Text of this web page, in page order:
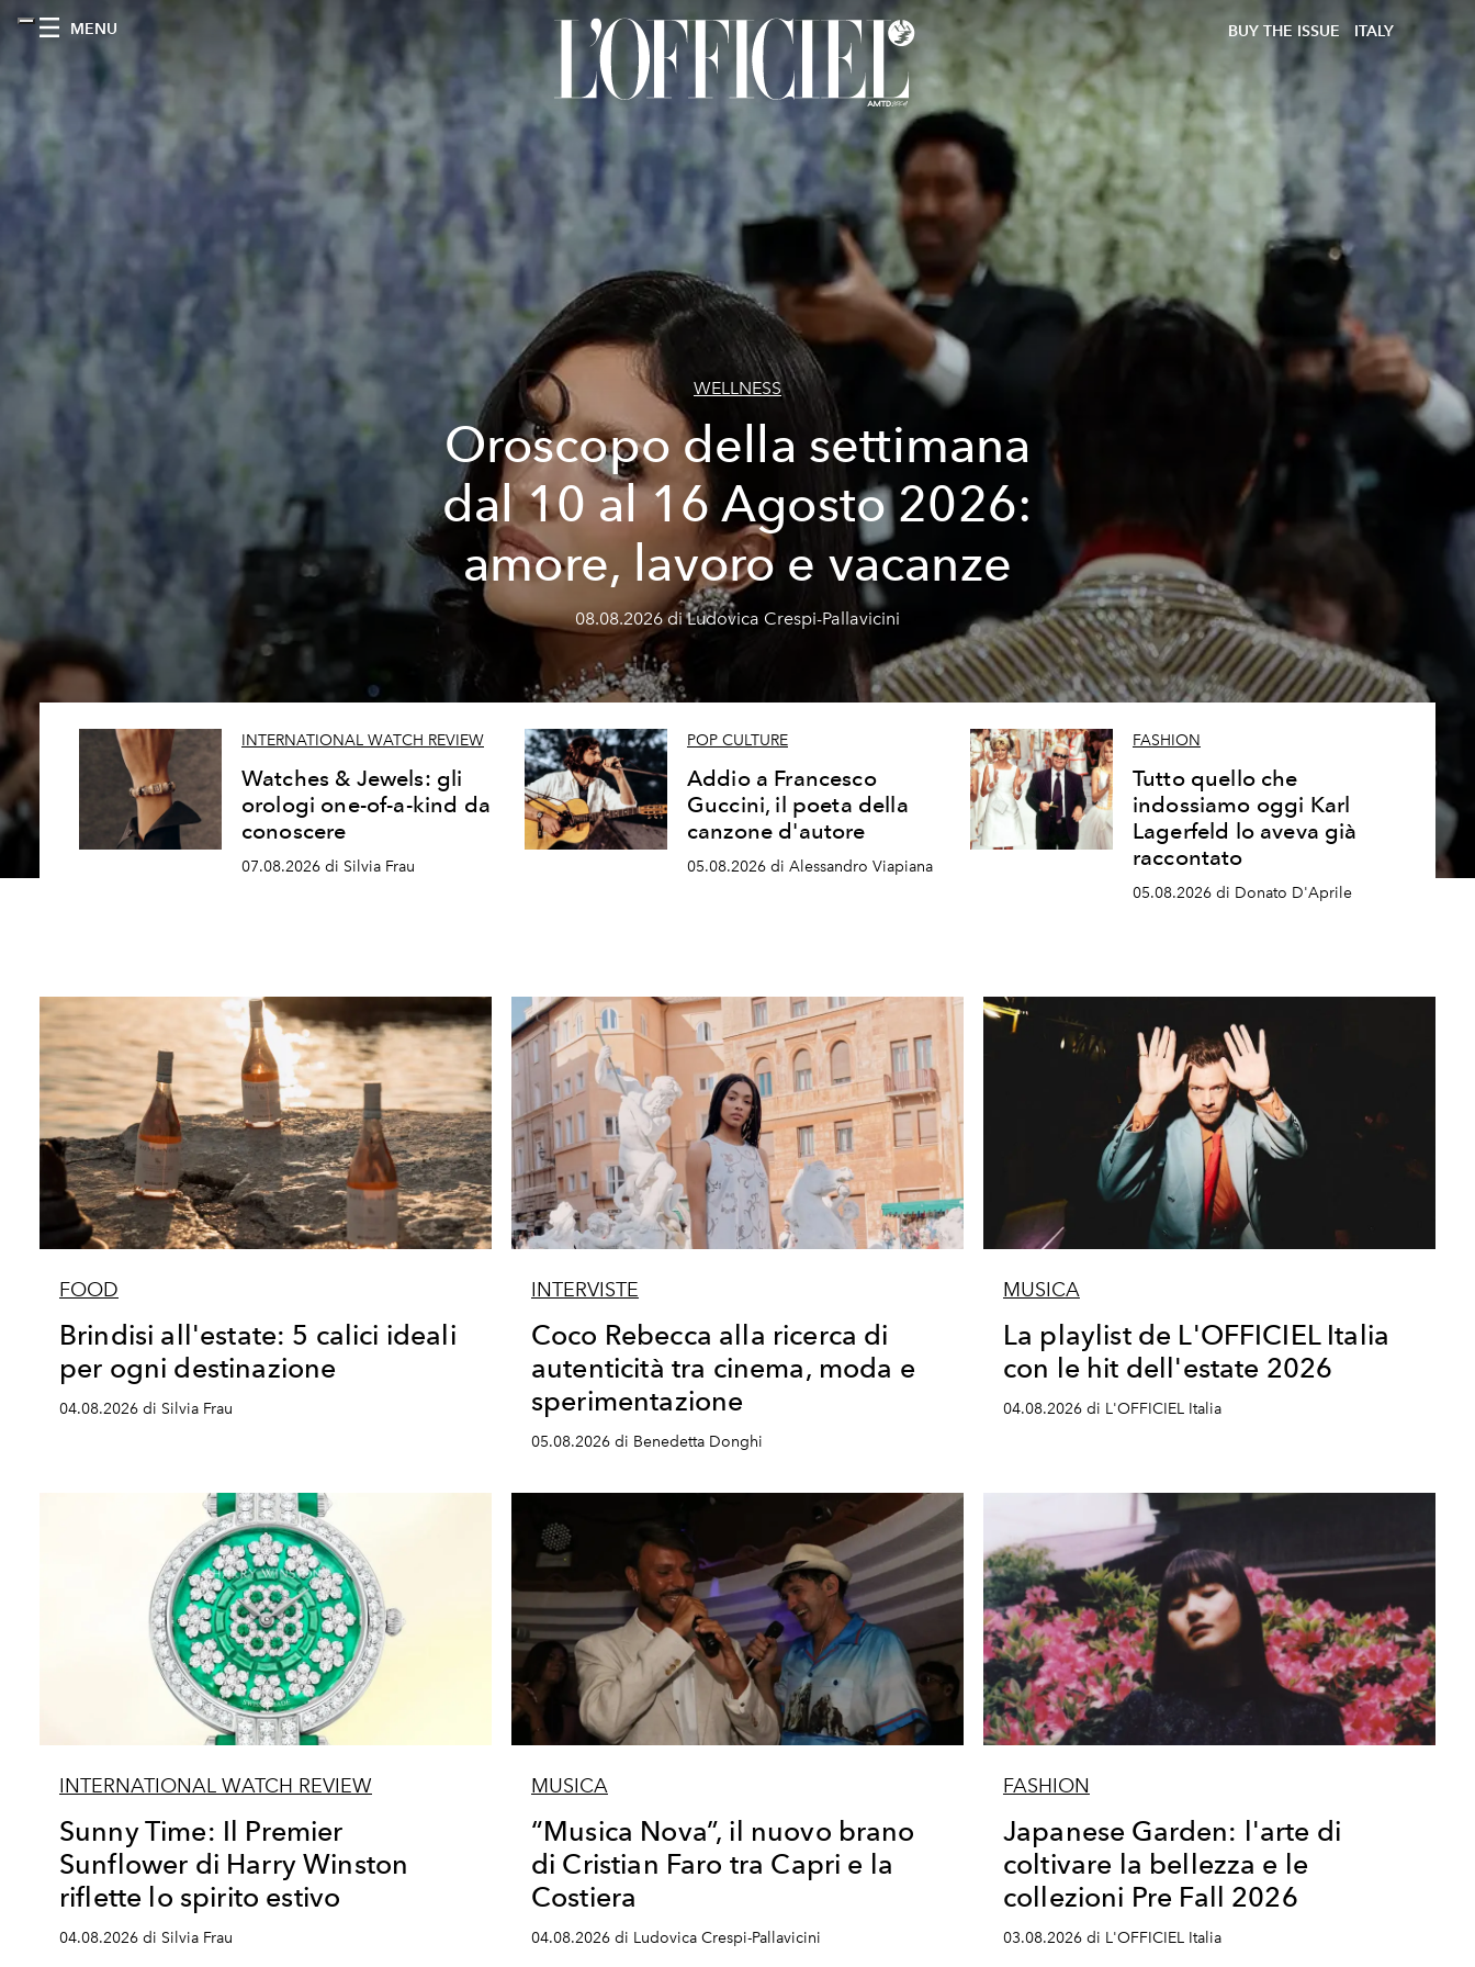
MENU BUY THE ISSUE ITALY
WELLNESS
Oroscopo della settimana
dal 10 al 16 Agosto 2026:
amore, lavoro e vacanze
08.08.2026 di Ludovica Crespi-Pallavicini
INTERNATIONAL WATCH REVIEW
Watches & Jewels: gli
orologi one-of-a-kind da
conoscere
07.08.2026 di Silvia Frau
POP CULTURE
Addio a Francesco
Guccini, il poeta della
canzone d'autore
05.08.2026 di Alessandro Viapiana
FASHION
Tutto quello che
indossiamo oggi Karl
Lagerfeld lo aveva già
raccontato
05.08.2026 di Donato D'Aprile
FOOD
Brindisi all'estate: 5 calici ideali
per ogni destinazione
04.08.2026 di Silvia Frau
INTERVISTE
Coco Rebecca alla ricerca di
autenticità tra cinema, moda e
sperimentazione
05.08.2026 di Benedetta Donghi
MUSICA
La playlist de L'OFFICIEL Italia
con le hit dell'estate 2026
04.08.2026 di L'OFFICIEL Italia
INTERNATIONAL WATCH REVIEW
Sunny Time: Il Premier
Sunflower di Harry Winston
riflette lo spirito estivo
04.08.2026 di Silvia Frau
MUSICA
“Musica Nova”, il nuovo brano
di Cristian Faro tra Capri e la
Costiera
04.08.2026 di Ludovica Crespi-Pallavicini
FASHION
Japanese Garden: l'arte di
coltivare la bellezza e le
collezioni Pre Fall 2026
03.08.2026 di L'OFFICIEL Italia